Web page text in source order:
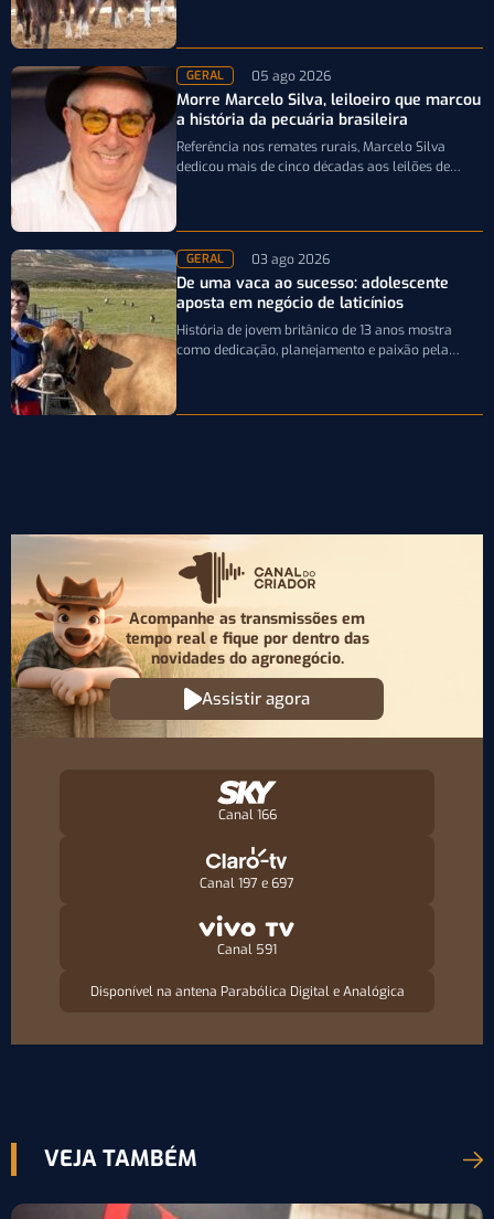
GERAL 05 ago 2026
Morre Marcelo Silva, leiloeiro que marcou
a história da pecuária brasileira
Referência nos remates rurais, Marcelo Silva
dedicou mais de cinco décadas aos leilões de
GERAL 03 ago 2026
De uma vaca ao sucesso: adolescente
aposta em negócio de laticínios
História de jovem britânico de 13 anos mostra
como dedicação, planejamento e paixão pela
Acompanhe as transmissões em
tempo real e fique por dentro das
novidades do agronegócio.
Assistir agora
Canal 166
Canal 197 e 697
Canal 591
Disponível na antena Parabólica Digital e Analógica
VEJA TAMBÉM